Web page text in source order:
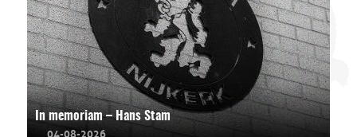
In memoriam – Hans Stam
04-08-2026